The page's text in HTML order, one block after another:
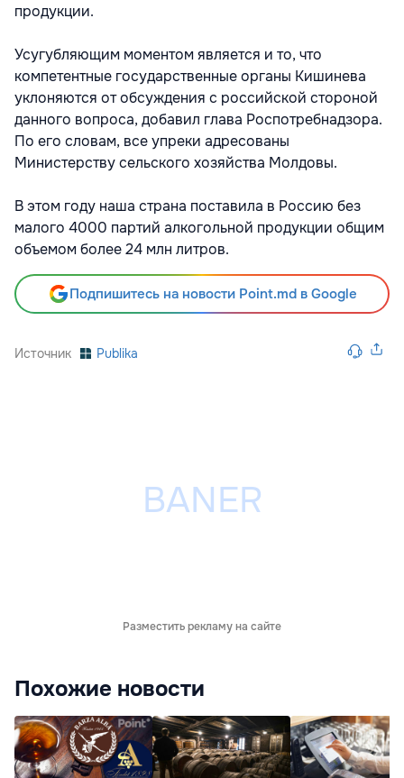
продукции.
Усугубляющим моментом является и то, что
компетентные государственные органы Кишинева
уклоняются от обсуждения с российской стороной
данного вопроса, добавил глава Роспотребнадзора.
По его словам, все упреки адресованы
Министерству сельского хозяйства Молдовы.
В этом году наша страна поставила в Россию без
малого 4000 партий алкогольной продукции общим
объемом более 24 млн литров.
Подпишитесь на новости Point.md в Google
Источник Publika
Разместить рекламу на сайте
Похожие новости